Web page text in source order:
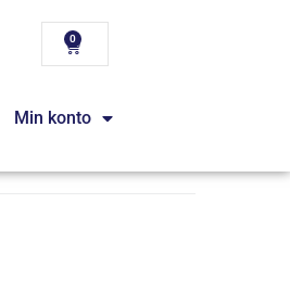
0
Min konto